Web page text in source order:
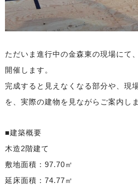
ただいま進行中の金森東の現場にて
開催します。
完成すると見えなくなる部分や、現
を、実際の建物を見ながらご案内しま
■建築概要
木造2階建て
敷地面積：97.70㎡
延床面積：74.77㎡